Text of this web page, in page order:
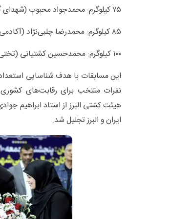
۷۵ کیلوگرم: محمدجواد محبوب (شهدای گلشهر)
۸۵ کیلوگرم: محمدرضا چلبی‌نژاد (آکادمی حامد)
۱۰۰ کیلوگرم: محمدحسین کشتیانی (تختی کرج)
این مسابقات با هدف شناسایی
نفرات منتخب برای رقابت‌های
هیئت کشتی البرز از استاد ابراهیم
ایران و البرز تجلیل شد.